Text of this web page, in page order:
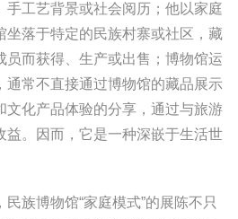
手工艺背景或社会阅历；他以家庭
坐落于特定的民族村寨或社区，藏
员而获得、生产或出售；博物馆运
通常不直接通过博物馆的藏品展示
文化产品体验的分享，通过与旅游
益。因而，它是一种深嵌于生活世
博物馆“家庭模式”的展陈不只